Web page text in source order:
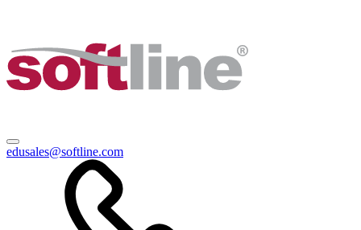
edusales@softline.com